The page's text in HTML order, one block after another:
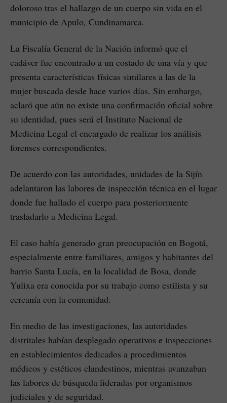
doloroso tras el hallazgo de un cuerpo sin vida en el
municipio de Apulo, Cundinamarca.
La Fiscalía General de la Nación informó que el
cadáver fue encontrado a un costado de una vía y que
presenta características físicas similares a las de la
mujer buscada desde hace varios días. Sin embargo,
aclaró que aún no existe una confirmación oficial sobre
su identidad, pues será el Instituto Nacional de
Medicina Legal el encargado de realizar los análisis
forenses correspondientes.
De acuerdo con las autoridades, unidades de la Sijín
adelantaron las labores de inspección técnica en el lugar
donde fue hallado el cuerpo para posteriormente
trasladarlo a Medicina Legal.
El caso había generado gran preocupación en Bogotá,
especialmente entre familiares, amigos y habitantes del
barrio Santa Lucía, en la localidad de Bosa, donde
Yulixa era conocida por su trabajo como estilista y su
cercanía con la comunidad.
En medio de las investigaciones, las autoridades
distritales habían desplegado operativos e inspecciones
en establecimientos dedicados a procedimientos
médicos y estéticos clandestinos, mientras avanzaban
las labores de búsqueda lideradas por organismos
judiciales y de seguridad.